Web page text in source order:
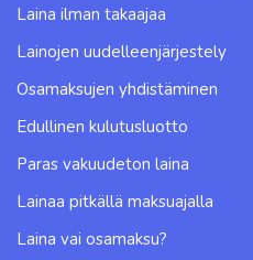
Laina ilman takaajaa
Lainojen uudelleenjärjestely
Osamaksujen yhdistäminen
Edullinen kulutusluotto
Paras vakuudeton laina
Lainaa pitkällä maksuajalla
Laina vai osamaksu?